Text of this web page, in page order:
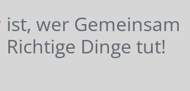
ist, wer Gemeinsam
Richtige Dinge tut!